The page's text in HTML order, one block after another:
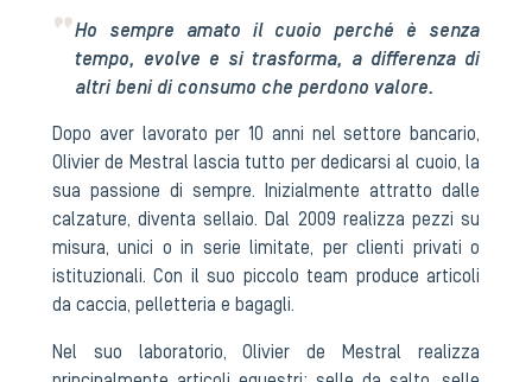
Ho sempre amato il cuoio perché è senza
tempo, evolve e si trasforma, a differenza di
altri beni di consumo che perdono valore.
Dopo aver lavorato per 10 anni nel settore bancario,
Olivier de Mestral lascia tutto per dedicarsi al cuoio, la
sua passione di sempre. Inizialmente attratto dalle
calzature, diventa sellaio. Dal 2009 realizza pezzi su
misura, unici o in serie limitate, per clienti privati o
istituzionali. Con il suo piccolo team produce articoli
da caccia, pelletteria e bagagli.
Nel suo laboratorio, Olivier de Mestral realizza